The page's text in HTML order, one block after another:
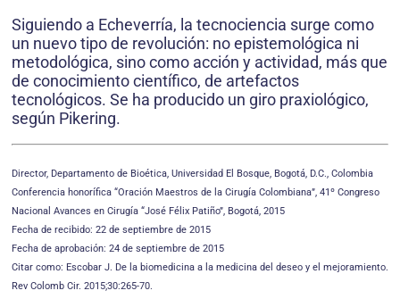
Siguiendo a Echeverría, la tecnociencia surge como
un nuevo tipo de revolución: no epistemológica ni
metodológica, sino como acción y actividad, más que
de conocimiento científico, de artefactos
tecnológicos. Se ha producido un giro praxiológico,
según Pikering.
Director, Departamento de Bioética, Universidad El Bosque, Bogotá, D.C., Colombia
Conferencia honorífica “Oración Maestros de la Cirugía Colombiana”, 41º Congreso
Nacional Avances en Cirugía “José Félix Patiño”, Bogotá, 2015
Fecha de recibido: 22 de septiembre de 2015
Fecha de aprobación: 24 de septiembre de 2015
Citar como: Escobar J. De la biomedicina a la medicina del deseo y el mejoramiento.
Rev Colomb Cir. 2015;30:265-70.